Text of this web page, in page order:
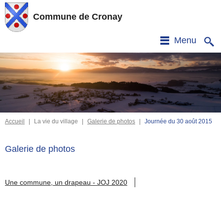
Commune de Cronay
Menu
Accueil | La vie du village | Galerie de photos | Journée du 30 août 2015
Galerie de photos
Une commune, un drapeau - JOJ 2020